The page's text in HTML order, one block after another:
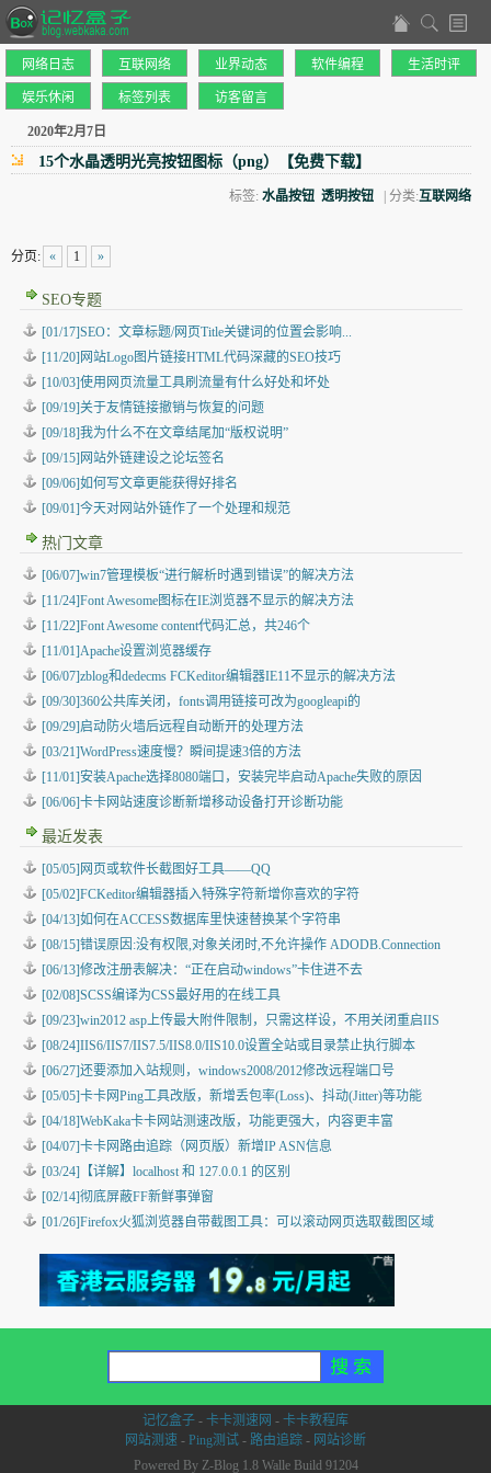
网络日志 互联网络 业界动态 软件编程 生活时评
娱乐休闲 标签列表 访客留言
2020年2月7日
15个水晶透明光亮按钮图标（png）【免费下载】
标签:水晶按钮 透明按钮 | 分类:互联网络
分页: « 1 »
SEO专题
[01/17]SEO：文章标题/网页Title关键词的位置会影响...
[11/20]网站Logo图片链接HTML代码深藏的SEO技巧
[10/03]使用网页流量工具刷流量有什么好处和坏处
[09/19]关于友情链接撤销与恢复的问题
[09/18]我为什么不在文章结尾加“版权说明”
[09/15]网站外链建设之论坛签名
[09/06]如何写文章更能获得好排名
[09/01]今天对网站外链作了一个处理和规范
热门文章
[06/07]win7管理模板“进行解析时遇到错误”的解决方法
[11/24]Font Awesome图标在IE浏览器不显示的解决方法
[11/22]Font Awesome content代码汇总，共246个
[11/01]Apache设置浏览器缓存
[06/07]zblog和dedecms FCKeditor编辑器IE11不显示的解决方法
[09/30]360公共库关闭，fonts调用链接可改为googleapi的
[09/29]启动防火墙后远程自动断开的处理方法
[03/21]WordPress速度慢？瞬间提速3倍的方法
[11/01]安装Apache选择8080端口，安装完毕启动Apache失败的原因
[06/06]卡卡网站速度诊断新增移动设备打开诊断功能
最近发表
[05/05] 网页或软件长截图好工具——QQ
[05/02]FCKeditor编辑器插入特殊字符新增你喜欢的字符
[04/13]如何在ACCESS数据库里快速替换某个字符串
[08/15]错误原因:没有权限,对象关闭时,不允许操作 ADODB.Connection
[06/13]修改注册表解决：“正在启动windows”卡住进不去
[02/08]SCSS编译为CSS最好用的在线工具
[09/23]win2012 asp上传最大附件限制，只需这样设，不用关闭重启IIS
[08/24]IIS6/IIS7/IIS7.5/IIS8.0/IIS10.0设置全站或目录禁止执行脚本
[06/27]还要添加入站规则，windows2008/2012修改远程端口号
[05/05]卡卡网Ping工具改版，新增丢包率(Loss)、抖动(Jitter)等功能
[04/18]WebKaka卡卡网站测速改版，功能更强大，内容更丰富
[04/07]卡卡网路由追踪（网页版）新增IP ASN信息
[03/24] 【详解】localhost 和 127.0.0.1 的区别
[02/14]彻底屏蔽FF新鲜事弹窗
[01/26]Firefox火狐浏览器自带截图工具：可以滚动网页选取截图区域
记忆盒子 - 卡卡测速网 - 卡卡教程库
网站测速 - Ping测试 - 路由追踪 - 网站诊断
Powered By Z-Blog 1.8 Walle Build 91204